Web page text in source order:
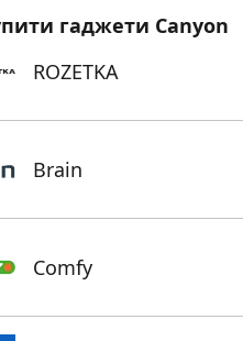
гаджети Canyon
ROZETKA
Brain
Comfy